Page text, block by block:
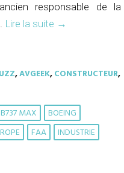
responsable de la
Lire la suite →
,AVGEEK,CONSTRUCTEUR,
B737 MAX
BOEING
FAA
INDUSTRIE